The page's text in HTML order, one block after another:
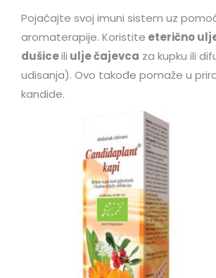
Pojačajte svoj imuni sistem uz
aromaterapije. Koristite eterično
dušiceili ulje čajevca za kupku ili
udisanja). Ovo takođe pomaže u
kandide.